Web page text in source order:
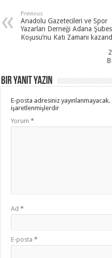
Previous
Anadolu Gazetecileri ve Spor
Yazarları Derneği Adana
Koşusu’nu Katı Zamanı
Bir yanıt yazın
E-posta adresiniz yayınlanmayacak.
işaretlenmişlerdir
Yorum*
Ad*
E-posta*